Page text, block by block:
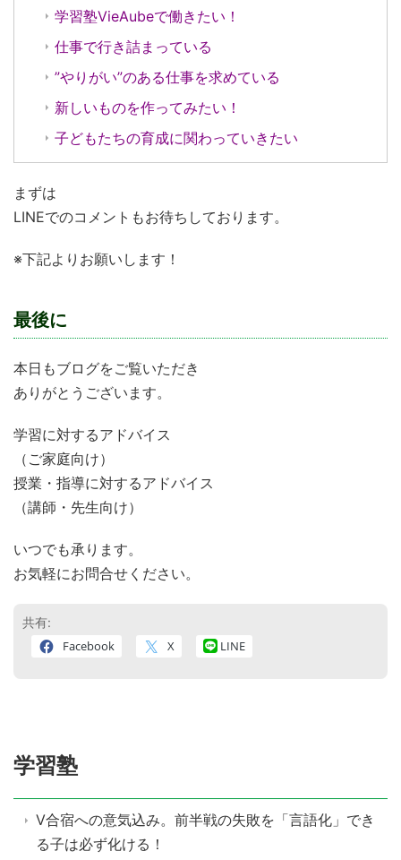
学習塾VieAubeで働きたい！
仕事で行き詰まっている
”やりがい”のある仕事を求めている
新しいものを作ってみたい！
子どもたちの育成に関わっていきたい
まずは
LINEでのコメントもお待ちしております。
※下記よりお願いします！
最後に
本日もブログをご覧いただき
ありがとうございます。
学習に対するアドバイス
（ご家庭向け）
授業・指導に対するアドバイス
（講師・先生向け）
いつでも承ります。
お気軽にお問合せください。
共有:
Facebook X LINE
学習塾
V合宿への意気込み。前半戦の失敗を「言語化」でき
る子は必ず化ける！